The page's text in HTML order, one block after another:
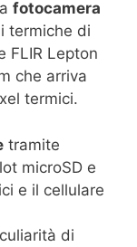
fotocamera
termiche di
FLIR Lepton
che arriva
termici.
tramite
microSD e
e il cellulare
di